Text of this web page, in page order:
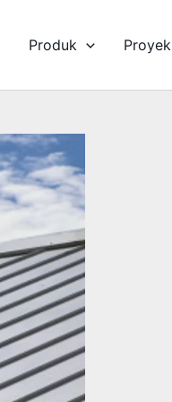
Produk Proyek